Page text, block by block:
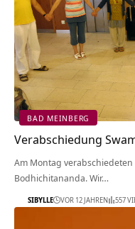
BAD MEINBERG
Verabschiedung
Am Montag
Bodhichitananda. Wir…
SIBYLLE VOR 12 JAHREN 557